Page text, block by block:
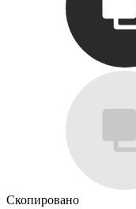
Скопировано